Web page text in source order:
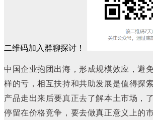
二维码加入群聊探讨！
中国企业抱团出海，形成规模效应，避
样的亏，相互扶持和共助发展是值得探
产品走出来后要真正去了解本土市场，
停留在价格竞争，要去做真正意义上的